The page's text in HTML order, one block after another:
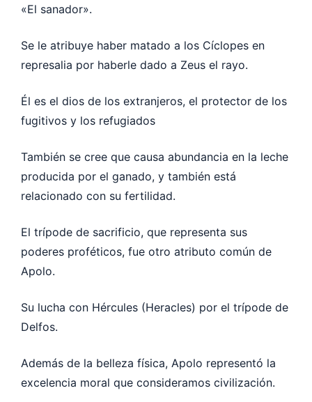
«El sanador».
Se le atribuye haber matado a los Cíclopes en
represalia por haberle dado a Zeus el rayo.
Él es el dios de los extranjeros, el protector de los
fugitivos y los refugiados
También se cree que causa abundancia en la leche
producida por el ganado, y también está
relacionado con su fertilidad.
El trípode de sacrificio, que representa sus
poderes proféticos, fue otro atributo común de
Apolo.
Su lucha con Hércules (Heracles) por el trípode de
Delfos.
Además de la belleza física, Apolo representó la
excelencia moral que consideramos civilización.